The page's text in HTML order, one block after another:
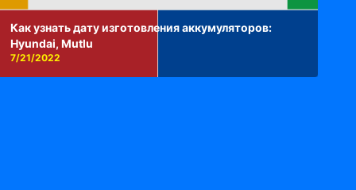
Как узнать дату изготовления аккумуляторов:
Hyundai, Mutlu
7/21/2022